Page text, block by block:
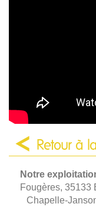
Retour à
Notre
Fougères, 35133
Chapelle-